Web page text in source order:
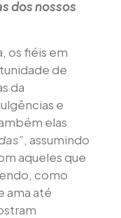
dos nossos
os fiéis em
de
da
e
elas
, assumindo
aqueles que
como
ama até